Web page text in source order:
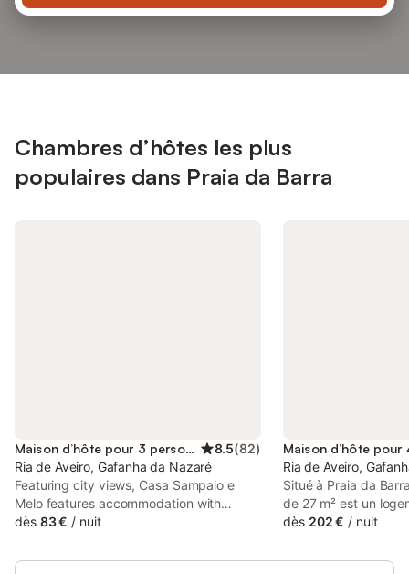
Chambres d’hôtes les plus
populaires dans Praia da Barra
Maison d’hôte pour 3 personnes 8.5(82)
Ria de Aveiro, Gafanha da Nazaré
Featuring city views, Casa Sampaio e
Melo features accommodation with
balcony, around 300 metres from Praia
street views and is 11 km from University
dès 83 € / nuit
Ria de Aveiro,
Situé à Praia da
de 27 m² est un
pouvant accueillir
à 3 km du centre-
dès 202 € / nuit